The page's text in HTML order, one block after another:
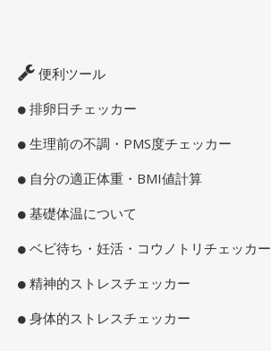
便利ツール
排卵日チェッカー
生理前の不調・PMS度チェッカー
自分の適正体重・BMI値計算
基礎体温について
ベビ待ち・妊活・コウノトリチェッカー
精神的ストレスチェッカー
身体的ストレスチェッカー